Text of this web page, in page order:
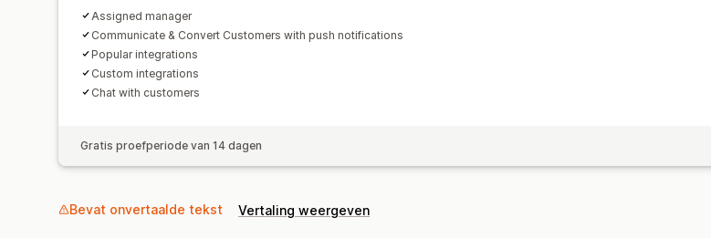
Assigned manager
Communicate & Convert Customers with push notifications
Popular integrations
Custom integrations
Chat with customers
Gratis proefperiode van 14 dagen
Bevat onvertaalde tekst Vertaling weergeven